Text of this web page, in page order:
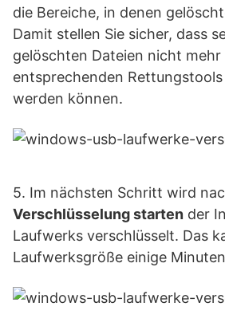
die Bereiche, in denen
Damit stellen Sie sicher, dass
gelöschten Dateien nicht mehr
entsprechenden
werden können.
5. Im nächsten Schritt wird
Verschlüsselung starten der
Laufwerks verschlüsselt. Das
Laufwerksgröße einige